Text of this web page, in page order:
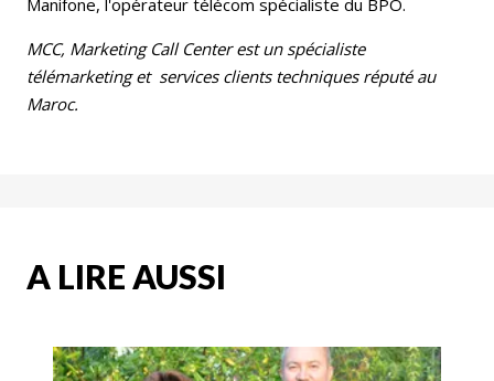
MCC, Marketing Call Center est un spécialiste
télémarketing et services clients techniques réputé au
Maroc.
A LIRE AUSSI